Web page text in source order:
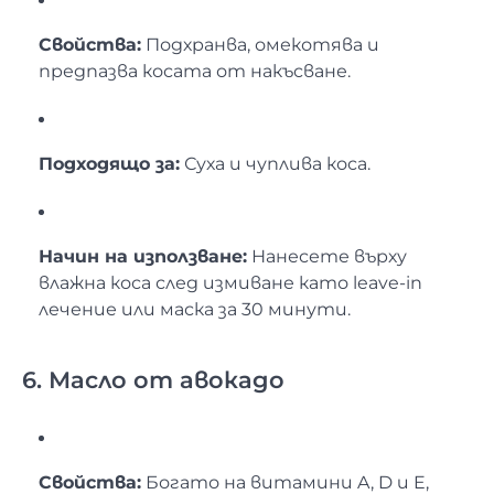
Свойства: Подхранва, омекотява и
предпазва косата от накъсване.
Подходящо за: Суха и чуплива коса.
Начин на използване: Нанесете върху
влажна коса след измиване като leave-in
лечение или маска за 30 минути.
6. Масло от авокадо
Свойства: Богато на витамини A, D и E,